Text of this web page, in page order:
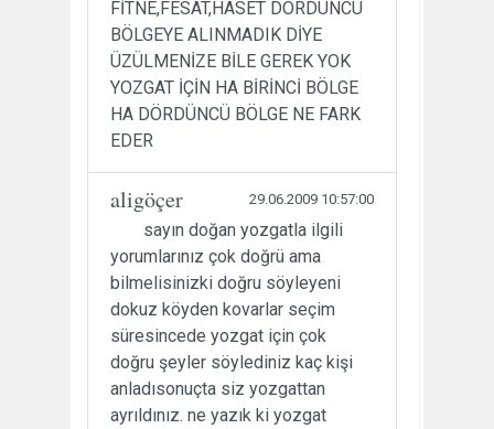
FİTNE,FESAT,HASET DÖRDÜNCÜ
BÖLGEYE ALINMADIK DİYE
ÜZÜLMENİZE BİLE GEREK YOK
YOZGAT İÇİN HA BİRİNCİ BÖLGE
HA DÖRDÜNCÜ BÖLGE NE FARK
EDER
aligöçer 29.06.2009 10:57:00
sayın doğan yozgatla ilgili
yorumlarınız çok doğrü ama
bilmelisinizki doğru söyleyeni
dokuz köyden kovarlar seçim
süresincede yozgat için çok
doğru şeyler söylediniz kaç kişi
anladısonuçta siz yozgattan
ayrıldınız. ne yazık ki yozgat